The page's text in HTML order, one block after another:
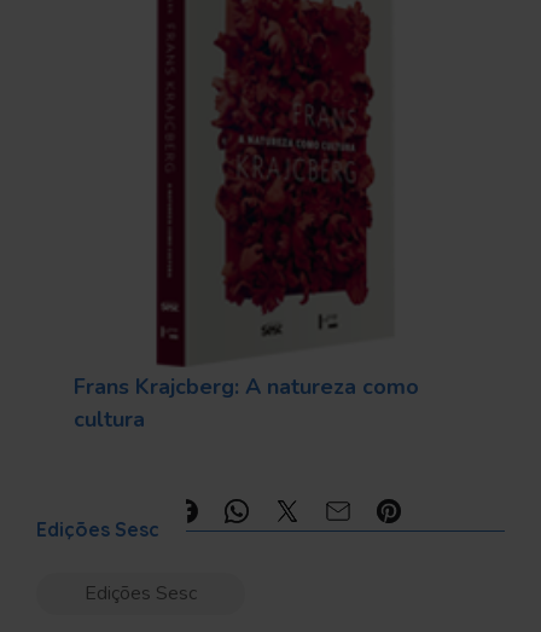
Frans Krajcberg: A natureza como
cultura
Edições Sesc
Edições Sesc